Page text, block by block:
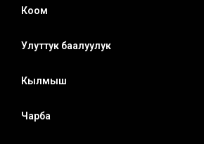
Коом
Улуттук баалуулук
Кылмыш
Чарба